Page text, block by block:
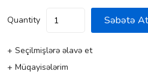
Quantity Səbətə At
+ Seçilmişlərə əlavə et
+ Müqayisələrim